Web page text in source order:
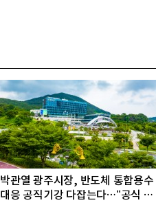
박관열 광주시장, 반도체 통합용수
대응 공직기강 다잡는다…“공식 입